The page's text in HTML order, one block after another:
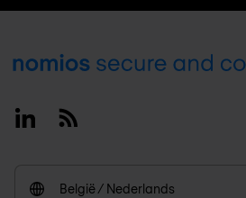
Footer
LinkedinRSS
België / Nederlands